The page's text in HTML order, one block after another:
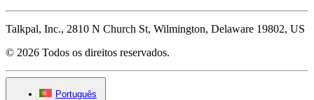
Talkpal, Inc., 2810 N Church St, Wilmington, Delaware 19802, US
© 2026 Todos os direitos reservados.
Português